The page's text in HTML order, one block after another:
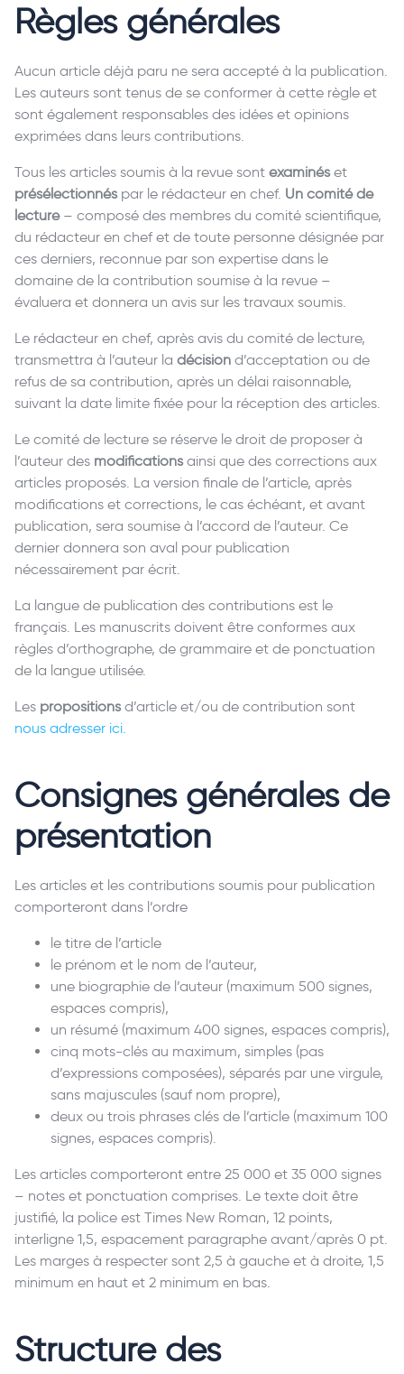
Règles générales
Aucun article déjà paru ne sera accepté à la publication.
Les auteurs sont tenus de se conformer à cette règle et
sont également responsables des idées et opinions
exprimées dans leurs contributions.
Tous les articles soumis à la revue sont examinéset
présélectionnéspar le rédacteur en chef. Un comité de
lecture– composé des membres du comité scientifique,
du rédacteur en chef et de toute personne désignée par
ces derniers, reconnue par son expertise dans le
domaine de la contribution soumise à la revue –
évaluera et donnera un avis sur les travaux soumis.
Le rédacteur en chef, après avis du comité de lecture,
transmettra à l’auteur la décision d’acceptation ou de
refus de sa contribution, après un délai raisonnable,
suivant la date limite fixée pour la réception des articles.
Le comité de lecture se réserve le droit de proposer à
l’auteur des modificationsainsi que des corrections aux
articles proposés. La version finale de l’article, après
modifications et corrections, le cas échéant, et avant
publication, sera soumise à l’accord de l’auteur. Ce
dernier donnera son aval pour publication
nécessairement par écrit.
La langue de publication des contributions est le
français. Les manuscrits doivent être conformes aux
règles d’orthographe, de grammaire et de ponctuation
de la langue utilisée.
Les propositionsd’article et/ou de contribution sont
nous adresser ici.
Consignes générales de
présentation
Les articles et les contributions soumis pour publication
comporteront dans l’ordre
le titre de l’article
le prénom et le nom de l’auteur,
une biographie de l’auteur (maximum 500 signes,
espaces compris),
un résumé (maximum 400 signes, espaces compris),
cinq mots-clés au maximum, simples (pas
d’expressions composées), séparés par une virgule,
sans majuscules (sauf nom propre),
deux ou trois phrases clés de l’article (maximum 100
signes, espaces compris).
Les articles comporteront entre 25 000 et 35 000 signes
– notes et ponctuation comprises. Le texte doit être
justifié, la police est Times New Roman, 12 points,
interligne 1,5, espacement paragraphe avant/après 0 pt.
Les marges à respecter sont 2,5 à gauche et à droite, 1,5
minimum en haut et 2 minimum en bas.
Structure des